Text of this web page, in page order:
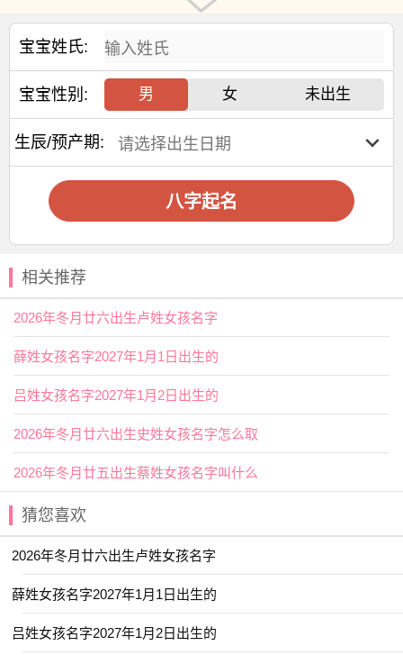
思。另一个方面有盛大之义，如伟业伟观丰功伟绩等。伟字
象征有志之人。
2025年好名字寓意
【恩葆】保持，茂盛的含义。
【潇然 】寓意自然脱俗，潇洒大方。
【文翰】文章；文辞。适用于男孩取名字。出自《晋书
刘伶传》：“未尝厝意文翰，惟着《酒德颂》一篇。”
张姓取名热门精选
【瀚元】 【皓博】 【棋尧】 【朝银】
【渊盛】 【尧杰】 【棕瑜】 【尧博】
【钦尧】 【渊嘉】 【博杰】 【博齐】
【乔豪】 【尧瑞】 【轩绍】 【晋凡】
【哲海】 【晋浪】 【祺岩】 【渊信】
【智波】 【博南】 【圣果】 【圣明】
【朝彦】 【楠伟】 【靖意】 【胜天】
【益光】 【弘岩】 【方俊】 【古奇】
【睿闲】 【福尧】 【瀚远】 【荣智】
【文鸿】 【江宁】 【志豪】 【何诚】
【伯嘉】 【楠鸿】 【佑聪】 【佑吉】
【伯旭】 【旦润】 【益皓】 【朝洋】
宝宝姓氏:
宝宝性别: 男 女 未出生
生辰/预产期:
八字起名
相关推荐
2026年冬月廿六出生卢姓女孩名字
薛姓女孩名字2027年1月1日出生的
吕姓女孩名字2027年1月2日出生的
2026年冬月廿六出生史姓女孩名字怎么取
2026年冬月廿五出生蔡姓女孩名字叫什么
猜您喜欢
2026年冬月廿六出生卢姓女孩名字
薛姓女孩名字2027年1月1日出生的
吕姓女孩名字2027年1月2日出生的